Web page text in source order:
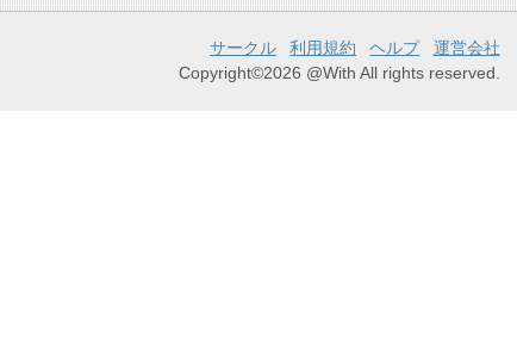
サークル 利用規約 ヘルプ
運営会社
Copyright©2026 @With All rights reserved.